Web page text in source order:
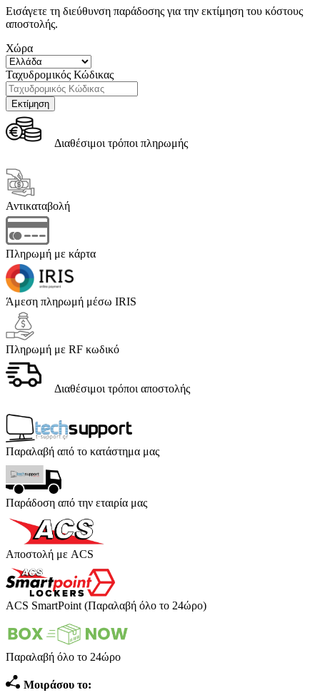
Εισάγετε τη διεύθυνση παράδοσης για την εκτίμηση του κόστους
αποστολής.
Χώρα
Ταχυδρομικός Κώδικας
Διαθέσιμοι τρόποι πληρωμής
Αντικαταβολή
Πληρωμή με κάρτα
Άμεση πληρωμή μέσω IRIS
Πληρωμή με RF κωδικό
Διαθέσιμοι τρόποι αποστολής
Παραλαβή από το κατάστημα μας
Παράδοση από την εταιρία μας
Αποστολή με ACS
ACS SmartPoint (Παραλαβή όλο το 24ώρο)
Παραλαβή όλο το 24ώρο
Μοιράσου το: